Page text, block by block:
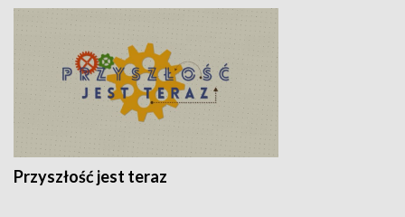
Przyszłość jest teraz